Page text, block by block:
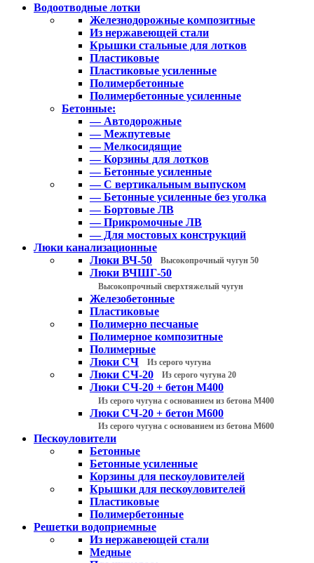
Водоотводные лотки
Железнодорожные композитные
Из нержавеющей стали
Крышки стальные для лотков
Пластиковые
Пластиковые усиленные
Полимербетонные
Полимербетонные усиленные
Бетонные:
— Автодорожные
— Межпутевые
— Мелкосидящие
— Корзины для лотков
— Бетонные усиленные
— С вертикальным выпуском
— Бетонные усиленные без уголка
— Бортовые ЛВ
— Прикромочные ЛВ
— Для мостовых конструкций
Люки канализационные
Люки ВЧ-50
Высокопрочный чугун 50
Люки ВЧШГ-50
Высокопрочный сверхтяжелый чугун
Железобетонные
Пластиковые
Полимерно песчаные
Полимерное композитные
Полимерные
Люки СЧ
Из серого чугуна
Люки СЧ-20 Из серого чугуна 20
Люки СЧ-20 + бетон М400
Из серого чугуна с основанием из бетона М400
Люки СЧ-20 + бетон М600
Из серого чугуна с основанием из бетона М600
Пескоуловители
Бетонные
Бетонные усиленные
Корзины для пескоуловителей
Крышки для пескоуловителей
Пластиковые
Полимербетонные
Решетки водоприемные
Из нержавеющей стали
Медные